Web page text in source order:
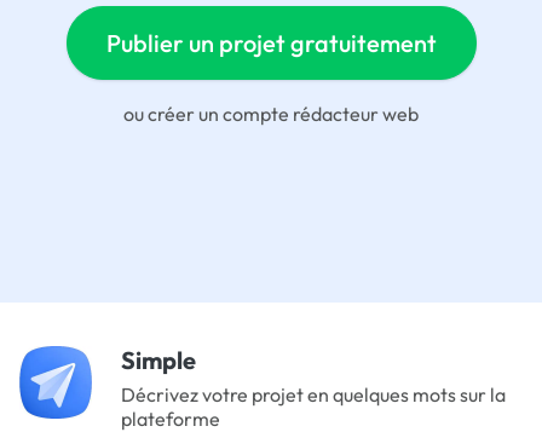
Publier un projet gratuitement
oucréer un compte rédacteur web
Simple
Décrivez votre projet en quelques mots sur la
plateforme